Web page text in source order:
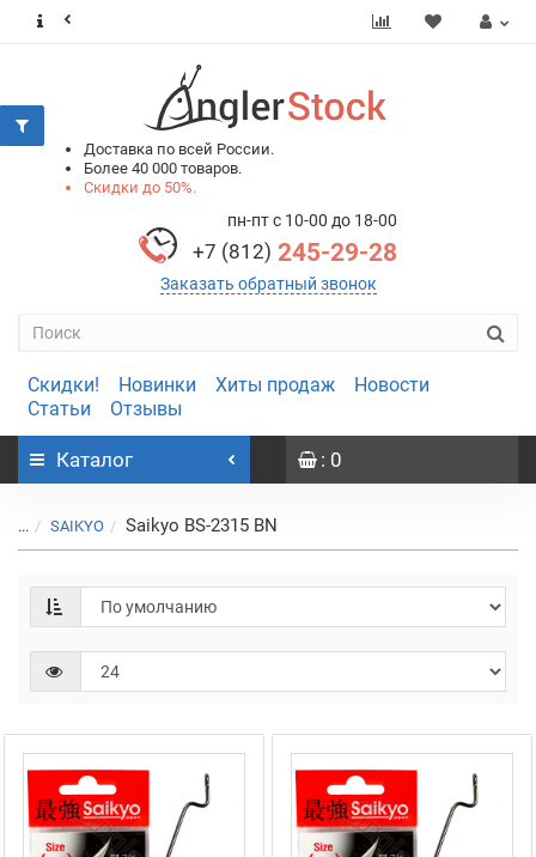
Доставка по всей России.
Более 40 000 товаров.
Скидки до 50%.
пн-пт с 10-00 до 18-00
+7 (812) 245-29-28
Заказать обратный звонок
Скидки! Новинки Хиты продаж
Новости
Статьи
Отзывы
Каталог : 0
... SAIKYO Saikyo BS-2315 BN